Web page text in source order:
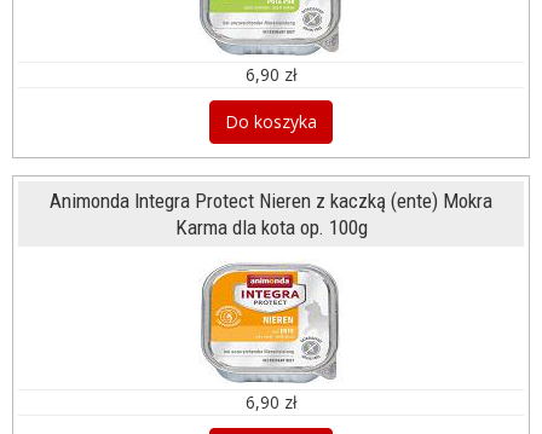
6,90 zł
Do koszyka
Animonda Integra Protect Nieren z kaczką (ente) Mokra
Karma dla kota op. 100g
6,90 zł